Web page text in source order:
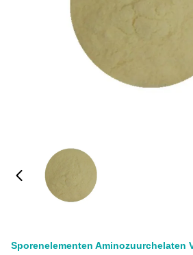
Sporenelementen Aminozuurchelaten